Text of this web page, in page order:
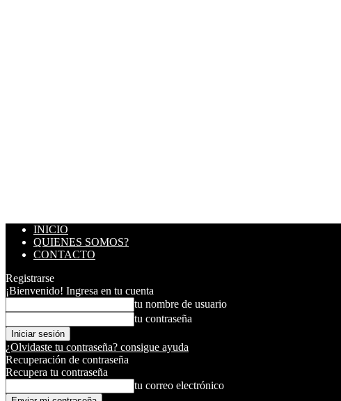
INICIO
QUIENES SOMOS?
CONTACTO
Registrarse
¡Bienvenido! Ingresa en tu cuenta
tu nombre de usuario
tu contraseña
¿Olvidaste tu contraseña? consigue ayuda
Recuperación de contraseña
Recupera tu contraseña
tu correo electrónico